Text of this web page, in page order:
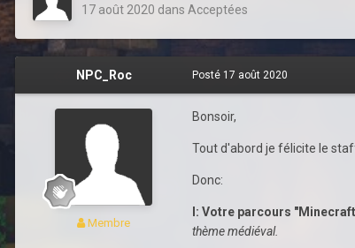
17 août 2020 dans Acceptées
NPC_Roc
Membre
Posté 17 août 2020
Bonsoir,
Tout d'abord je félicite le
Donc:
I: Votre parcours
thème médiéval.